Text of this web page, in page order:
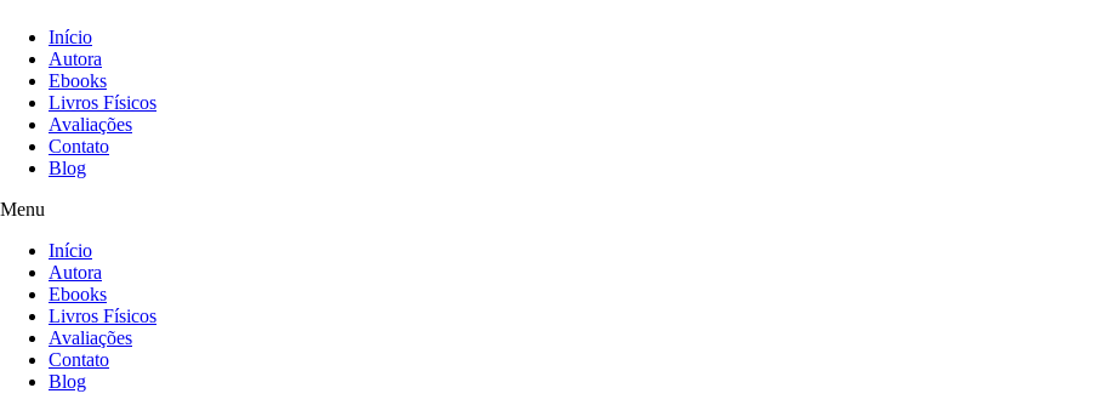
Início
Autora
Ebooks
Livros Físicos
Avaliações
Contato
Blog
Menu
Início
Autora
Ebooks
Livros Físicos
Avaliações
Contato
Blog